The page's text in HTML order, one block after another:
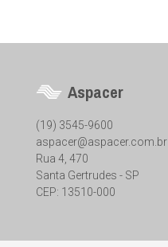
Aspacer
(19) 3545-9600
aspacer@aspacer.com.br
Rua 4, 470
Santa Gertrudes - SP
CEP: 13510-000